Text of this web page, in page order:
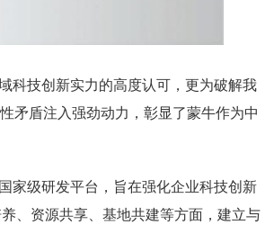
科技创新实力的高度认可，更为破解我
矛盾注入强劲动力，彰显了蒙牛作为中
家级研发平台，旨在强化企业科技创新
、资源共享、基地共建等方面，建立与